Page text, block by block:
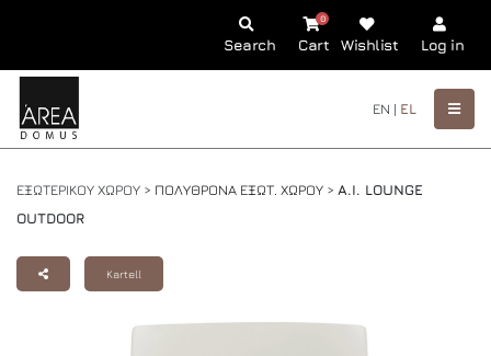
Search Cart
0
Wishlist Log in
EN | EL
ΕΞΩΤΕΡΙΚΟΥ ΧΩΡΟΥ > ΠΟΛΥΘΡΟΝΑ ΕΞΩΤ. ΧΩΡΟΥ > A.I. LOUNGE
OUTDOOR
Kartell